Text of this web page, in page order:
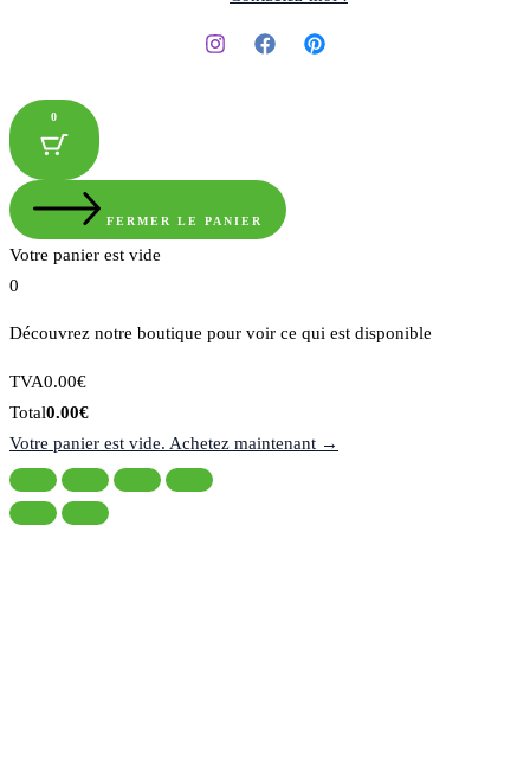
0
FERMER LE PANIER
Votre panier est vide
0
Découvrez notre boutique pour voir ce qui est disponible
Montant
de
la
taxe:
TVA0.00€
Total
du
panier:
Total0.00€
Votre panier est vide. Achetez maintenant →